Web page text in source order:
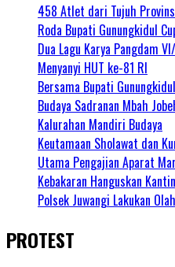
458 Atlet dari Tujuh
Roda Bupati Gunungkidul
Dua Lagu Karya Pangdam
Menyanyi HUT ke-81 RI
Bersama Bupati
Budaya Sadranan Mbah
Kalurahan Mandiri Budaya
Keutamaan Sholawat dan
Utama Pengajian Aparat
Kebakaran Hanguskan
Polsek Juwangi Lakukan
PROTEST